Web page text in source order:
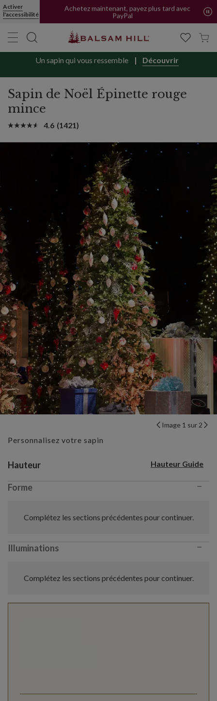
Activer
l'accessibilité
Achetez maintenant, payez plus tard avec
Livraison offerte en FR et BE | Forfait pour CH
Un sapin qui vous ressemble Découvrir
Sapin de Noël Épinette rouge
mince
4.6 (1421)
Image 1 sur 2
Personnalisez votre sapin
Variant selection
Hauteur Hauteur Guide
Forme −
Complétez les sections précédentes pour continuer.
Illuminations −
Complétez les sections précédentes pour continuer.